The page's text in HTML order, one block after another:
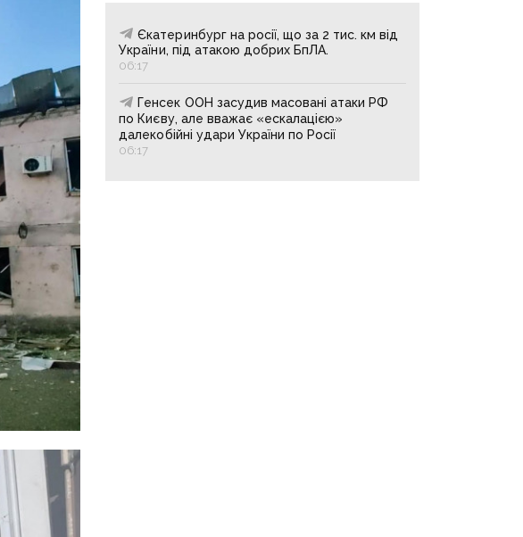
Єкатеринбург на росії, що за 2 тис. км від
України, під атакою добрих БпЛА.
06:17
Генсек ООН засудив масовані атаки РФ
по Києву, але вважає «ескалацією»
далекобійні удари України по Росії
06:17